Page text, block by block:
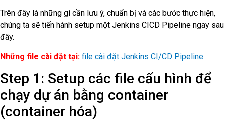
Trên đây là những gì cần lưu ý, chuẩn bị và các bước thực hiện,
chúng ta sẽ tiến hành setup một Jenkins CICD Pipeline ngay sau
đây.
Những file cài đặt tại: file cài đặt Jenkins CI/CD Pipeline
Step 1: Setup các file cấu hình để
chạy dự án bằng container
(container hóa)